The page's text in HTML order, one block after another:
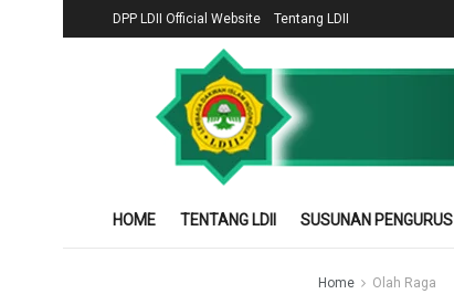
DPP LDII Official Website Tentang LDII
HOME TENTANG LDII SUSUNAN PENGURUS
Home Olah Raga